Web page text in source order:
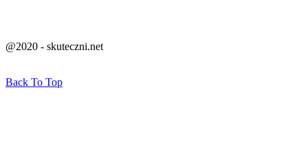
@2020 - skuteczni.net
Back To Top